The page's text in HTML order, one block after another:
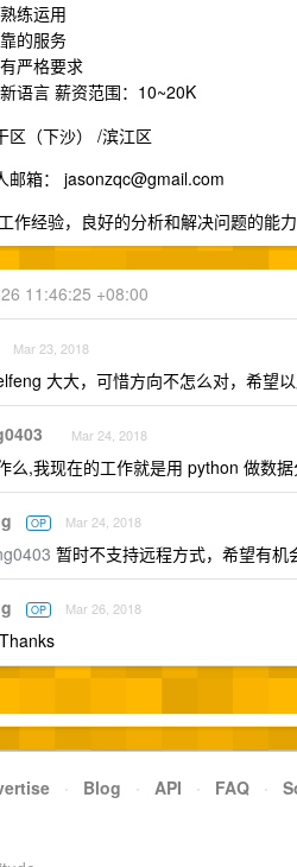
练运用
的服务
严格要求
语言 薪资范围：10~20K
区（下沙） /滨江区
箱： jasonzqc@gmail.com
作经验，良好的分析和解决问题的能
11:46:25 +08:00
Mar 23, 2018
大大，可惜方向不怎么对，希望
Mar 24, 2018
么,我现在的工作就是用 python 做数
OP Mar 24, 2018
暂时不支持远程方式，希望有机
OP Mar 26, 2018
Thanks
· Blog · API · FAQ ·